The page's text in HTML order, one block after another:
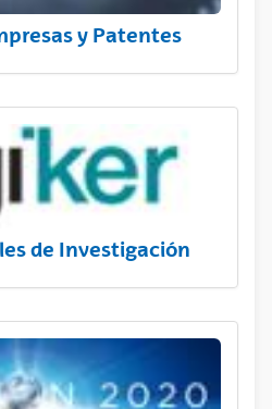
y Patentes
de Investigación